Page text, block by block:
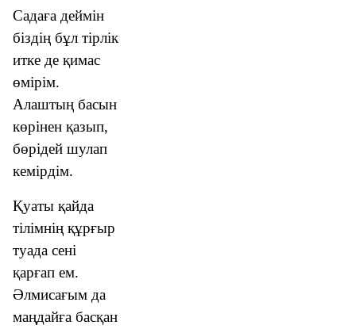
Садаға деймін
біздің бұл тірлік
итке де қимас
өмірім.
Алаштың басын
көрінен қазып,
бөрідей шулап
кемірдім.
Қуаты қайда
тілімнің құрғыр
туада сені
қарғап ем.
Әлмисағым да
маңдайға басқан